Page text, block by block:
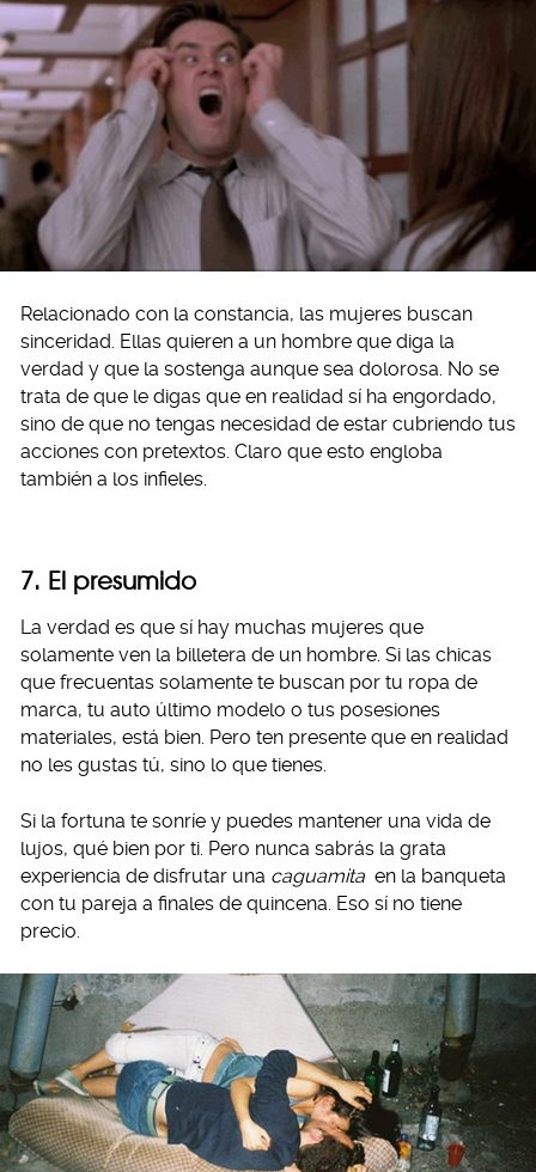
Relacionado con la constancia, las mujeres buscan
sinceridad. Ellas quieren a un hombre que diga la
verdad y que la sostenga aunque sea dolorosa. No se
trata de que le digas que en realidad sí ha engordado,
sino de que no tengas necesidad de estar cubriendo tus
acciones con pretextos. Claro que esto engloba
también a los infieles.
7. El presumido
La verdad es que sí hay muchas mujeres que
solamente ven la billetera de un hombre. Si las chicas
que frecuentas solamente te buscan por tu ropa de
marca, tu auto último modelo o tus posesiones
materiales, está bien. Pero ten presente que en realidad
no les gustas tú, sino lo que tienes.
Si la fortuna te sonríe y puedes mantener una vida de
lujos, qué bien por ti. Pero nunca sabrás la grata
experiencia de disfrutar una caguamita en la banqueta
con tu pareja a finales de quincena. Eso sí no tiene
precio.